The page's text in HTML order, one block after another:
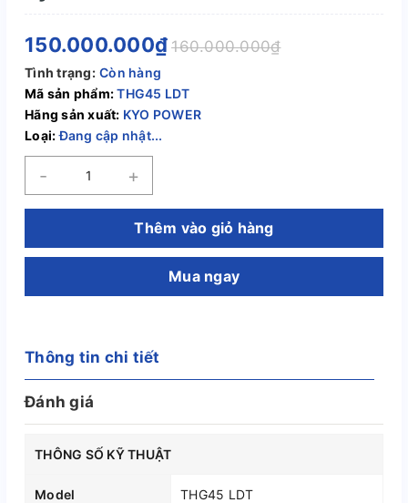
150.000.000₫ 160.000.000₫
Tình trạng: Còn hàng
Mã sản phẩm:THG45 LDT
Hãng sản xuất: KYO POWER
Loại:Đang cập nhật...
- +
Thêm vào giỏ hàng
Mua ngay
Thông tin chi tiết
Đánh giá
THÔNG SỐ KỸ THUẬT
Model THG45 LDT